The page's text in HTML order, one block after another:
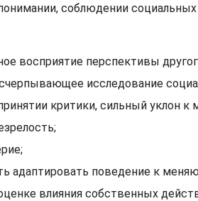
соблюдении
восприятие перспективы
исследование
критики, сильный уклон
адаптировать поведение к
влияния собственных